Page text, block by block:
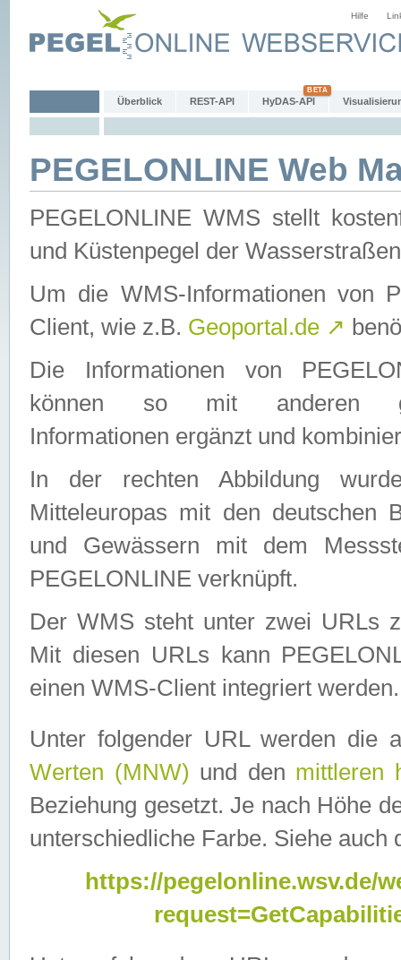
Hilfe
Überblick REST-API HyDAS-API
PEGELONLINE Web
PEGELONLINE WMS stellt
und Küstenpegel der
Um die WMS-Informationen von
Client, wie z.B. Geoportal.de ↗
Die Informationen von
können so mit anderen
Informationen ergänzt und
In der rechten Abbildung
Mitteleuropas mit den deutschen
und Gewässern mit dem
PEGELONLINE verknüpft.
Der WMS steht unter zwei URLs
Mit diesen URLs kann
einen WMS-Client integriert werden.
Unter folgender URL werden die
Werten (MNW) und den mittleren
Beziehung gesetzt. Je nach Höhe
unterschiedliche Farbe. Siehe auch
https://pegelonline.wsv.de/